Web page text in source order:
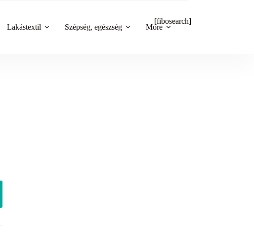
Lakástextil Szépség, egészség More
[fibosearch]